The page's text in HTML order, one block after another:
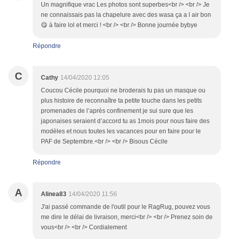
Un magnifique vrac Les photos sont superbes<br /> <br /> Je
ne connaissais pas la chapelure avec des wasa ça a l air bon
😋 à faire lol et merci ! <br /> <br /> Bonne journée bybye
Répondre
C Cathy 14/04/2020 12:05
Coucou Cécile pourquoi ne broderais tu pas un masque ou
plus histoire de reconnaître ta petite touche dans les petits
promenades de l’après confinement je sui sure que les
japonaises seraient d’accord tu as 1mois pour nous faire des
modèles et nous toutes les vacances pour en faire pour le
PAF de Septembre.<br /> <br /> Bisous Cécile
Répondre
A Alinea83 14/04/2020 11:56
J'ai passé commande de l'outil pour le RagRug, pouvez vous
me dire le délai de livraison, merci<br /> <br /> Prenez soin de
vous<br /> <br /> Cordialement